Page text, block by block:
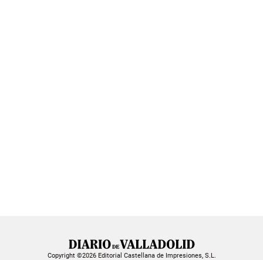
Copyright ©2026 Editorial Castellana de Impresiones, S.L.